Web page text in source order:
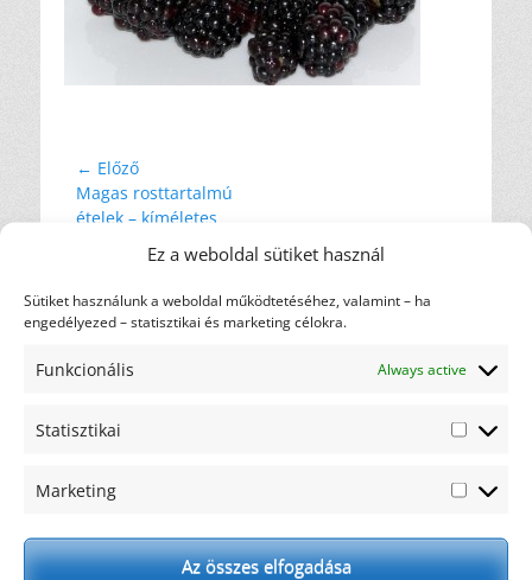
Ez a weboldal sütiket használ
Sütiket használunk a weboldal működtetéséhez, valamint – ha
engedélyezed – statisztikai és marketing célokra.
Funkcionális Always active
Statisztikai
Marketing
Az összes elfogadása
Bejegyzés
navigáció
← Előző
Előző
bejegyzés
Magas rosttartalmú
ételek – kíméletes
Címkefelhő
diéta
kreatív
rostok oldódó rostok
szénhidrát tonhal tudományos eredmények WHO wrap éhség